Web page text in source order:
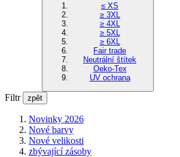
≤ XS
≥ 3XL
≥ 4XL
≥ 5XL
≥ 6XL
Fair trade
Neutrální štítek
Oeko-Tex
UV ochrana
Filtr zpět
Novinky 2026
Nové barvy
Nové velikosti
zbývající zásoby